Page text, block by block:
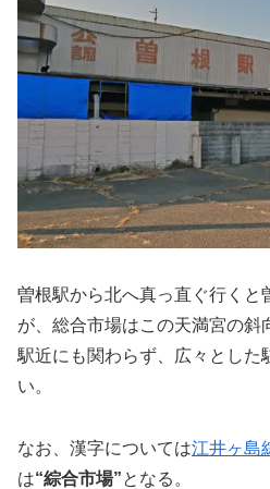
曽根駅から北へ真っ直ぐ行くと
が、総合市場はこの天満宮の斜
駅近にも関わらず、広々とした
い。
なお、漢字については江井ヶ島
は“綜合市場”となる。